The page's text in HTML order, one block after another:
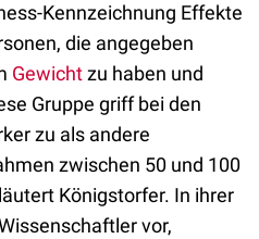
Kennzeichnung Effekte
die angegeben
Gewichtzu haben und
Gruppe griff bei den
zu als andere
zwischen 50 und 100
Königstorfer. In ihrer
vor,